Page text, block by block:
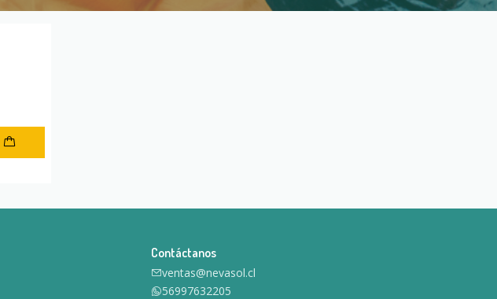
Contáctanos
ventas@nevasol.cl
56997632205